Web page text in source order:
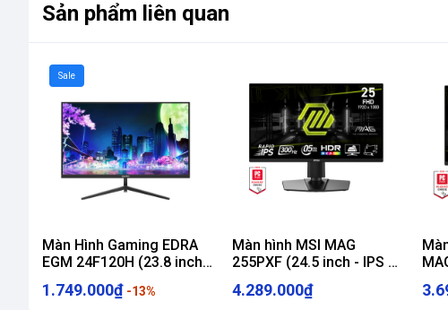
Sản phẩm liên quan
Sale
Màn Hình Gaming EDRA
EGM 24F120H (23.8 inch -
IPS - FHD - 120Hz - 1ms)
1.749.000₫ -13%
Màn hình MSI MAG
255PXF (24.5 inch - IPS -
FHD - 300Hz - 0.5ms -
SPEAKER)
4.289.000₫